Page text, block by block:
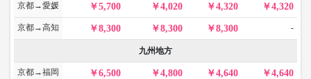
京都→愛媛 5,700 4,020 4,320 4,320
京都→高知 8,300 8,300 8,300 -
九州地方
京都→福岡 6,500 4,800 4,640 4,640